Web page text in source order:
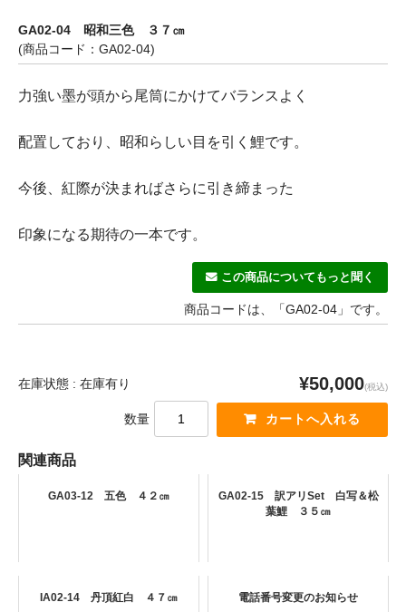
GA02-04 昭和三色 ３７㎝
(商品コード：GA02-04)
力強い墨が頭から尾筒にかけてバランスよく
配置しており、昭和らしい目を引く鯉です。
今後、紅際が決まればさらに引き締まった
印象になる期待の一本です。
この商品についてもっと聞く
商品コードは、「GA02-04」です。
在庫状態 : 在庫有り ¥50,000(税込)
数量
関連商品
GA03-12 五色 ４２㎝
GA02-15 訳アリSet 白写＆松
葉鯉 ３５㎝
IA02-14 丹頂紅白 ４７㎝ 電話番号変更のお知らせ